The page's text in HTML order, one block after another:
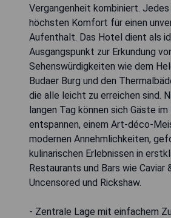
Vergangenheit kombiniert.
höchsten Komfort für einen
Aufenthalt. Das Hotel dient als
Ausgangspunkt zur Erkundung
Sehenswürdigkeiten wie dem
Budaer Burg und den
die alle leicht zu erreichen sind.
langen Tag können sich Gäste im
entspannen, einem Art-déco-
modernen Annehmlichkeiten,
kulinarischen Erlebnissen in
Restaurants und Bars wie Caviar
Uncensored und Rickshaw.
- Zentrale Lage mit einfachem